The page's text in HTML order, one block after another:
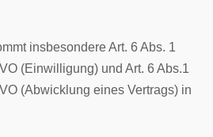
insbesondere Art. 6 Abs. 1
(Einwilligung) und Art. 6 Abs.1
(Abwicklung eines Vertrags) in